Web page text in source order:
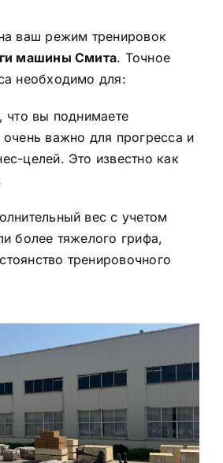
ваш режим тренировок
машины Смита. Точное
необходимо для:
что вы поднимаете
важно для прогресса и
целей. Это известно как
вес с учетом
более тяжелого грифа,
тренировочного